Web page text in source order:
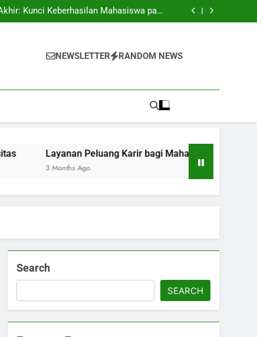
Lingkungan Kerja
Kunci Keberhasilan Mahasiswa pada
Universitas
Mencari Rute Untuk Mencapai
Lingkungan Kerja
Kunci Keberhasilan Mahasiswa pada
Mencari Rute Untuk Mencapai
NEWSLETTER RANDOM NEWS
Peluang Karir bagi Mahasiswa: Mencari Rute Untuk
Search
SEARCH